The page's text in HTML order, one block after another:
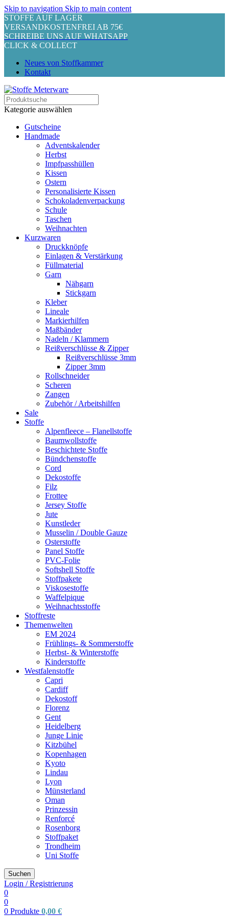
Skip to navigation Skip to main content
STOFFE AUF LAGER
VERSANDKOSTENFREI AB 75€
SCHREIBE UNS AUF WHATSAPP
CLICK & COLLECT
Neues von Stoffkammer
Kontakt
Kategorie auswählen
Gutscheine
Handmade
Adventskalender
Herbst
Impfpasshüllen
Kissen
Ostern
Personalisierte Kissen
Schokoladenverpackung
Schule
Taschen
Weihnachten
Kurzwaren
Druckknöpfe
Einlagen & Verstärkung
Füllmaterial
Garn
Nähgarn
Stickgarn
Kleber
Lineale
Markierhilfen
Maßbänder
Nadeln / Klammern
Reißverschlüsse & Zipper
Reißverschlüsse 3mm
Zipper 3mm
Rollschneider
Scheren
Zangen
Zubehör / Arbeitshilfen
Sale
Stoffe
Alpenfleece – Flanellstoffe
Baumwollstoffe
Beschichtete Stoffe
Bündchenstoffe
Cord
Dekostoffe
Filz
Frottee
Jersey Stoffe
Jute
Kunstleder
Musselin / Double Gauze
Osterstoffe
Panel Stoffe
PVC-Folie
Softshell Stoffe
Stoffpakete
Viskosestoffe
Waffelpique
Weihnachtsstoffe
Stoffreste
Themenwelten
EM 2024
Frühlings- & Sommerstoffe
Herbst- & Winterstoffe
Kinderstoffe
Westfalenstoffe
Capri
Cardiff
Dekostoff
Florenz
Gent
Heidelberg
Junge Linie
Kitzbühel
Kopenhagen
Kyoto
Lindau
Lyon
Münsterland
Oman
Prinzessin
Renforcé
Rosenborg
Stoffpaket
Trondheim
Uni Stoffe
Suchen
Login / Registrierung
0
0
0 Produkte 0,00 €